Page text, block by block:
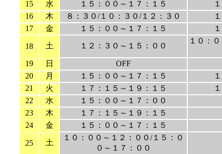
15
水 １５：００～１７：１５
16
木 ８：３０/１０：３０/１２：３０
17
金 １５：００～１７：１５
18 土 １２：３０～１５：００
１０：
19 日
OFF
20
月 １５：００～１７：１５
21
火 １７：１５～１９：１５
22
水 １５：００～１７：００
23
木
１７：１５～１９：１５
24
金 １５：００～１７：１５
25 土
１０：００～１２：００/１５：０
０～１７：００